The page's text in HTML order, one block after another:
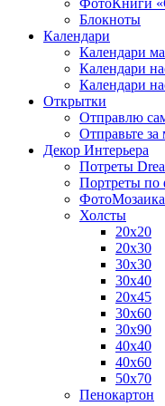
Блокноты
Календари
Календари
Календари
Календари
Открытки
Отправлю
Отправьте за
Декор Интерьера
Потреты
Портреты по
ФотоМозаика
Холсты
20х20
20х30
30х30
30х40
20х45
30х60
30х90
40х40
40х60
50х70
Пенокартон